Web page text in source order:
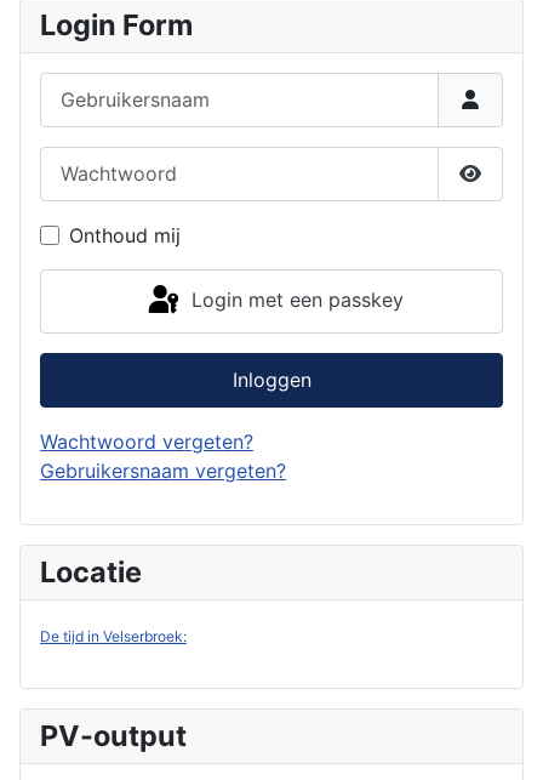
Login Form
Toon
Onthoud mij
Login met een passkey
Inloggen
Wachtwoord vergeten?
Gebruikersnaam vergeten?
Locatie
De tijd in Velserbroek:
PV-output